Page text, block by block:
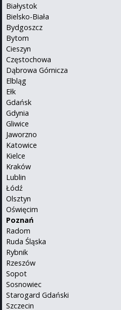
Białystok
Bielsko-Biała
Bydgoszcz
Bytom
Cieszyn
Częstochowa
Dąbrowa Górnicza
Elbląg
Ełk
Gdańsk
Gdynia
Gliwice
Jaworzno
Katowice
Kielce
Kraków
Lublin
Łódź
Olsztyn
Oświęcim
Poznań
Radom
Ruda Śląska
Rybnik
Rzeszów
Sopot
Sosnowiec
Starogard Gdański
Szczecin